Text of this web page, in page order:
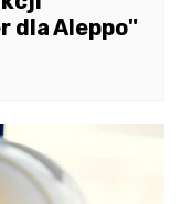
dla Aleppo"